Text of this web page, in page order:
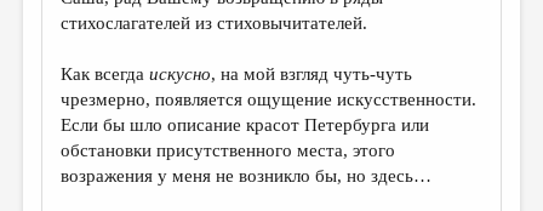
стихослагателей из стиховычитателей.
Как всегдаискусно, на мой взгляд чуть-чуть
чрезмерно, появляется ощущение искусственности.
Если бы шло описание красот Петербурга или
обстановки присутственного места, этого
возражения у меня не возникло бы, но здесь…